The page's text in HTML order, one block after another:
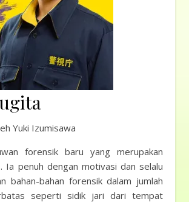
Yuki Izumisawa
forensik baru yang merupakan
Ia penuh dengan motivasi dan selalu
bahan-bahan forensik dalam jumlah
seperti sidik jari dari tempat